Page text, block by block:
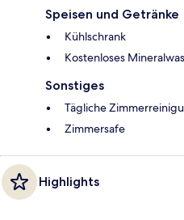
Speisen und Getränke
Kühlschrank
Kostenloses
Sonstiges
Tägliche
Zimmersafe
Highlights